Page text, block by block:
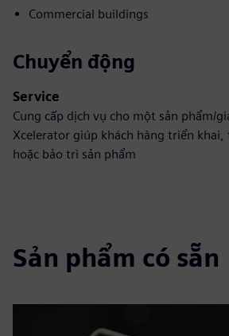
Commercial buildings
Chuyển động
Service
Cung cấp dịch vụ cho một sản phẩm/
Xcelerator giúp khách hàng triển khai,
hoặc bảo trì sản phẩm
Sản phẩm có sẵn